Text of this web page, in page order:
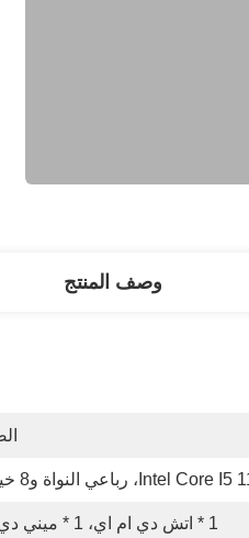
وصف المنتج
1 * اتش دي ام اي، 1 * ميني دي بي